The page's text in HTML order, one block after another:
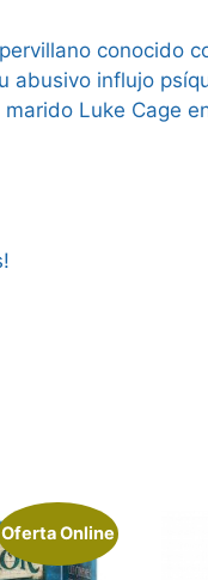
conocido
abusivo influjo
Luke Cage
Oferta Online